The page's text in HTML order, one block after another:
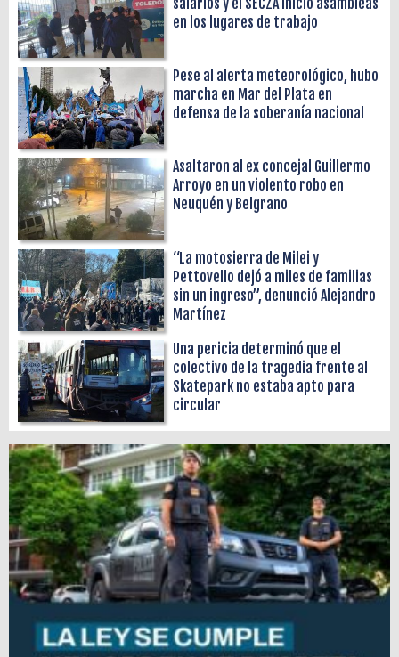
en los lugares de trabajo
Pese al alerta meteorológico, hubo
marcha en Mar del Plata en
defensa de la soberanía nacional
Asaltaron al ex concejal Guillermo
Arroyo en un violento robo en
Neuquén y Belgrano
“La motosierra de Milei y
Pettovello dejó a miles de familias
sin un ingreso”, denunció Alejandro
Martínez
Una pericia determinó que el
colectivo de la tragedia frente al
Skatepark no estaba apto para
circular